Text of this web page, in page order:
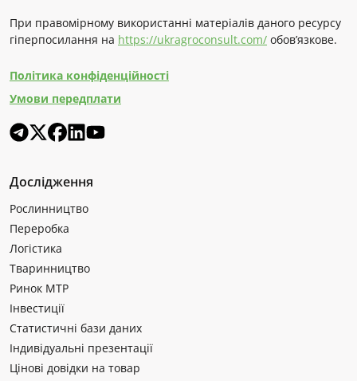
При правомірному використанні матеріалів даного ресурсу
гіперпосилання на https://ukragroconsult.com/ обов’язкове.
Політика конфіденційності
Умови передплати
Дослідження
Рослинництво
Переробка
Логістика
Тваринництво
Ринок МТР
Інвестиції
Статистичні бази даних
Індивідуальні презентації
Цінові довідки на товар